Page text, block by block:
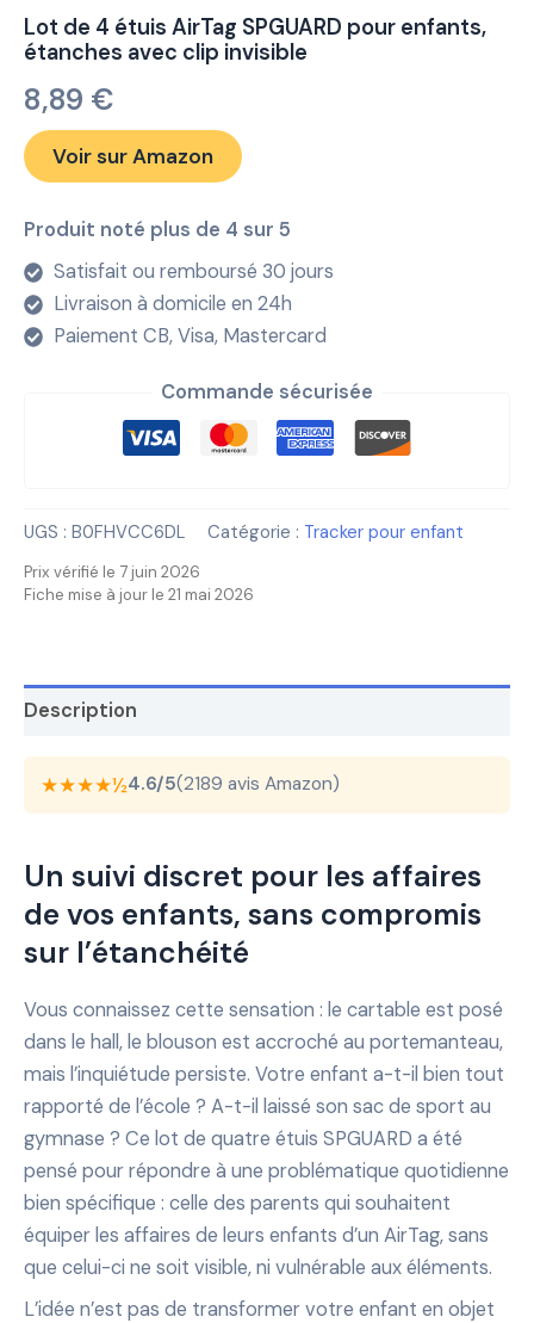
Lot de 4 étuis AirTag SPGUARD pour enfants,
étanches avec clip invisible
8,89 €
Voir sur Amazon
Produit noté plus de 4 sur 5
Satisfait ou remboursé 30 jours
Livraison à domicile en 24h
Paiement CB, Visa, Mastercard
Commande sécurisée
UGS : B0FHVCC6DL Catégorie : Tracker pour enfant
Prix vérifié le 7 juin 2026
Fiche mise à jour le 21 mai 2026
Description
★★★★½4.6/5(2189 avis Amazon)
Un suivi discret pour les affaires
de vos enfants, sans compromis
sur l’étanchéité
Vous connaissez cette sensation : le cartable est posé
dans le hall, le blouson est accroché au portemanteau,
mais l’inquiétude persiste. Votre enfant a-t-il bien tout
rapporté de l’école ? A-t-il laissé son sac de sport au
gymnase ? Ce lot de quatre étuis SPGUARD a été
pensé pour répondre à une problématique quotidienne
bien spécifique : celle des parents qui souhaitent
équiper les affaires de leurs enfants d’un AirTag, sans
que celui-ci ne soit visible, ni vulnérable aux éléments.
L’idée n’est pas de transformer votre enfant en objet